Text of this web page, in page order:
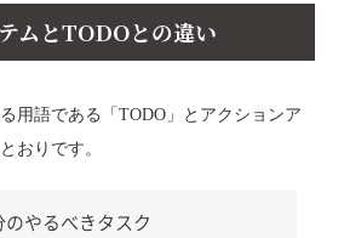
ムとTODOとの違い
用語である「TODO」とアクションア
おりです。
のやるべきタスク